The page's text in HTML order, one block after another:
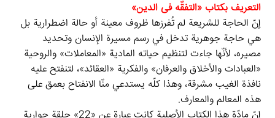
التعريف بكتاب «التفقّه فی الدین»
إنّ الحاجة للشريعة لم تُفرزها ظروف معينة أو حالة اضطرارية بل
هي حاجة جوهرية تدخل في رسم مسيرة الإنسان وتحديد
مصيره، لأنّها جاءت لتنظيم حياته المادية «المعاملات» والروحية
«العبادات والأخلاق والعرفان» والفكرية «العقائد»، لتنفتح عليه
نافذة الغيب مشرقة، وهذا كلّه يستدعي منّا الانفتاح بعمق على
هذه المعالم والمعارف.